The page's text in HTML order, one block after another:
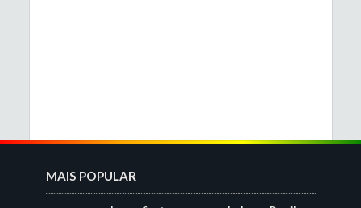
MAIS POPULAR